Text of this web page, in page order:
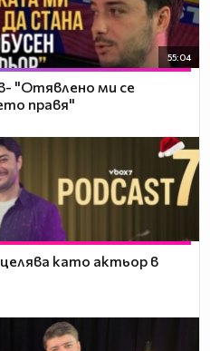
55:04
"Отявлено ми се
правя"
като актьор в